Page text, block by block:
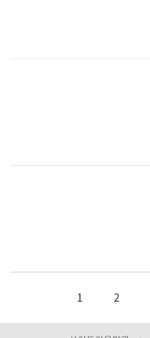
1 2